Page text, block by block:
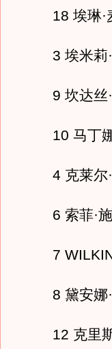
18 埃琳·
3 埃米莉·
9 坎达丝·
10 马丁娜
4 克莱尔·
6 索菲·施
7
8 黛安娜·
12 克里斯